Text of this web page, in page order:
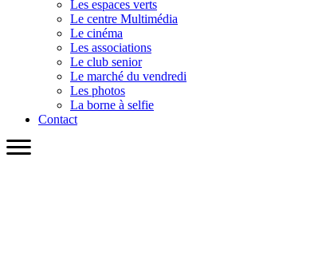
Les espaces verts
Le centre Multimédia
Le cinéma
Les associations
Le club senior
Le marché du vendredi
Les photos
La borne à selfie
Contact